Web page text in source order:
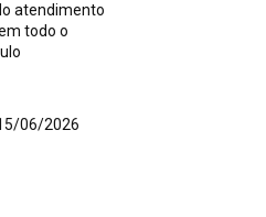
atendimento
todo o
06/2026